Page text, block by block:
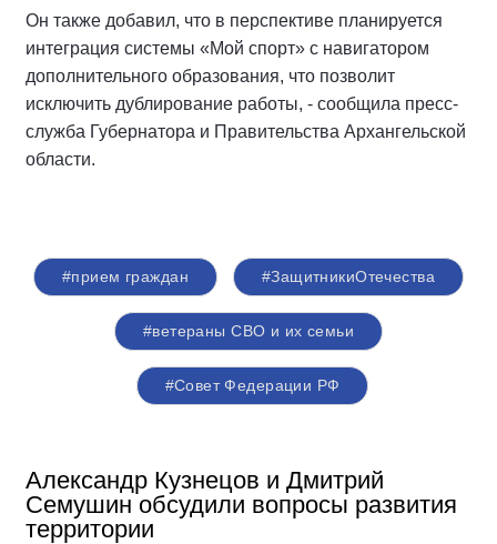
Он также добавил, что в перспективе планируется
интеграция системы «Мой спорт» с навигатором
дополнительного образования, что позволит
исключить дублирование работы, - сообщила пресс-
служба Губернатора и Правительства Архангельской
области.
#прием граждан #ЗащитникиОтечества
#ветераны СВО и их семьи
#Совет Федерации РФ
Александр Кузнецов и Дмитрий
Семушин обсудили вопросы развития
территории